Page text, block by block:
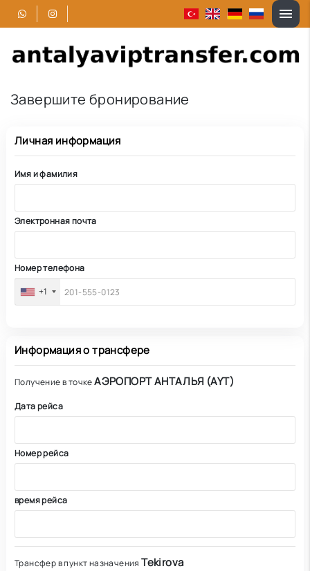
Завершите бронирование
Личная информация
Имя и фамилия
Электронная почта
Номер телефона
+1
Информация о трансфере
Получение в точкеАЭРОПОРТ АНТАЛЬЯ (AYT)
Дата рейса
Номер рейса
время рейса
Трансфер в пункт назначенияTekirova